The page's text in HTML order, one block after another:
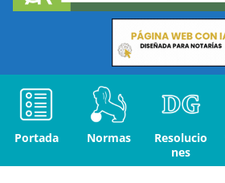
Portada Normas
Resolucio
nes